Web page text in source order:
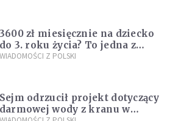
3600 zł miesięcznie na dziecko
do 3. roku życia? To jedna z
propozycji programu "Rozwój
WIADOMOŚCI Z POLSKI
Sejm odrzucił projekt dotyczący
darmowej wody z kranu w